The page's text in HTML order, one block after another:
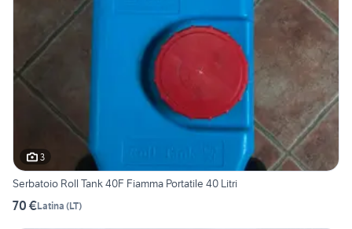
3
Serbatoio Roll Tank 40F Fiamma Portatile 40 Litri
70 €Latina (LT)